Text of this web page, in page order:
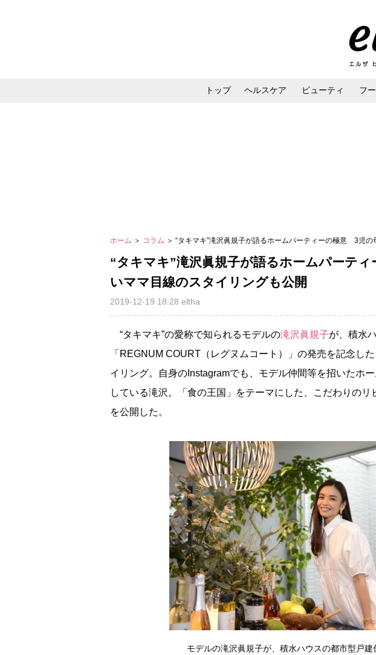
トップ ヘルスケア ビューティ フ
ホーム ＞ コラム ＞ “タキマキ”滝沢眞規子が語るホームパーティーの極意 3児
“タキマキ”滝沢眞規子が語るホームパーテ
いママ目線のスタイリングも公開
2019-12-19 18:28 eltha
“タキマキ”の愛称で知られるモデルの滝沢眞規子が、積水
「REGNUM COURT（レグヌムコート）」の発売を記念し
イリング。自身のInstagramでも、モデル仲間等を招いたホ
している滝沢。「食の王国」をテーマにした、こだわりの
を公開した。
モデルの滝沢眞規子が、積水ハウスの都市型戸建